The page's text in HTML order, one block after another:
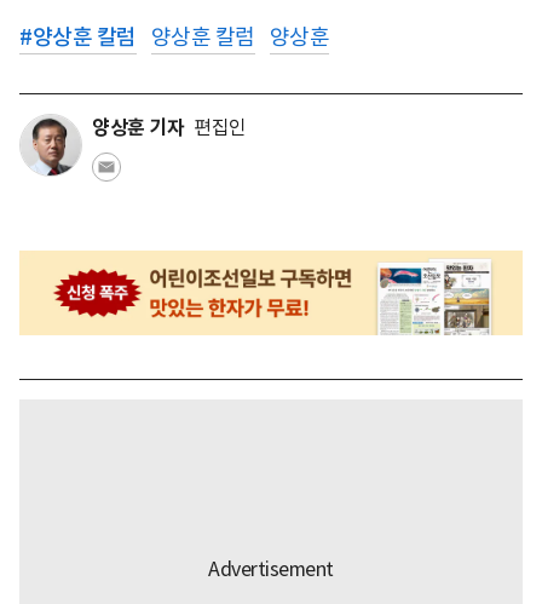
#양상훈 칼럼 양상훈 칼럼 양상훈
양상훈 기자 편집인